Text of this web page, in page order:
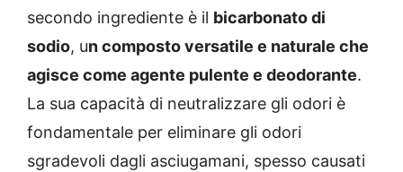
secondo ingrediente è il bicarbonato di
sodio, un composto versatile e naturale che
agisce come agente pulente e deodorante.
La sua capacità di neutralizzare gli odori è
fondamentale per eliminare gli odori
sgradevoli dagli asciugamani, spesso causati